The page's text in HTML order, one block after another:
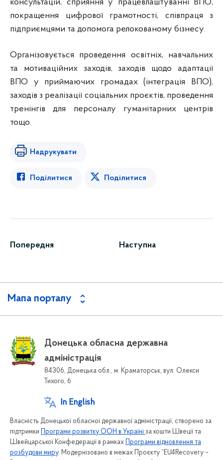
консультацій, сприяння у працевлаштуванні ВПО,
покращення цифрової грамотності, співпраця з
підприємцями та допомога релокованому бізнесу.
Організовується проведення освітніх, навчальних
та мотиваційних заходів, заходів щодо адаптації
ВПО у приймаючих громадах (інтеграція ВПО),
заходів з реалізації соціальних проєктів, проведення
тренінгів для персоналу гуманітарних центрів
тощо.
Надрукувати
Поділитися Поділитися
Попередня Наступна
Мапа порталу
Донецька обласна державна
адміністрація
84306, Донецька обл., м. Краматорськ, вул. Олекси
Тихого, 6
In English
Власність Донецької обласної державної адміністрації, створено за
підтримки Програми розвитку ООН в Україні за кошти Швеції та
Швейцарської Конфедерації в рамках Програми відновлення та
розбудови миру. Модернізовано в межах Проєкту “EU4Recovery –